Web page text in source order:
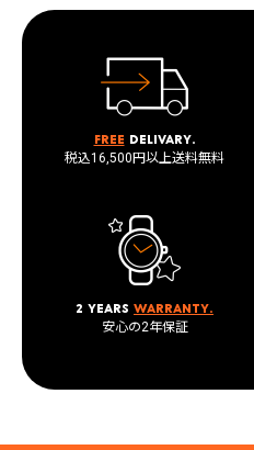
Free delivary.
税込16,500円以上送料無料
2 years warranty.
安心の2年保証